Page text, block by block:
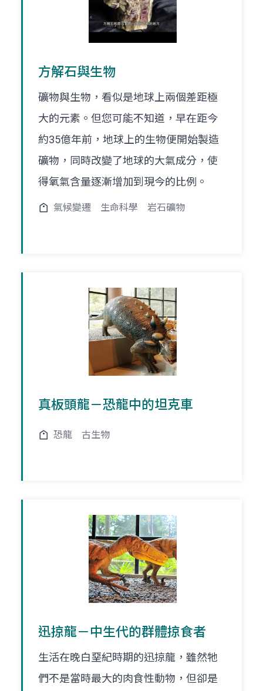
方解石與生物
礦物與生物，看似是地球上兩個差距極
大的元素。但您可能不知道，早在距今
約35億年前，地球上的生物便開始製造
礦物，同時改變了地球的大氣成分，使
得氧氣含量逐漸增加到現今的比例。
氣候變遷 生命科學 岩石礦物
真板頭龍－恐龍中的坦克車
恐龍 古生物
迅掠龍－中生代的群體掠食者
生活在晚白堊紀時期的迅掠龍，雖然牠
們不是當時最大的肉食性動物，但卻是